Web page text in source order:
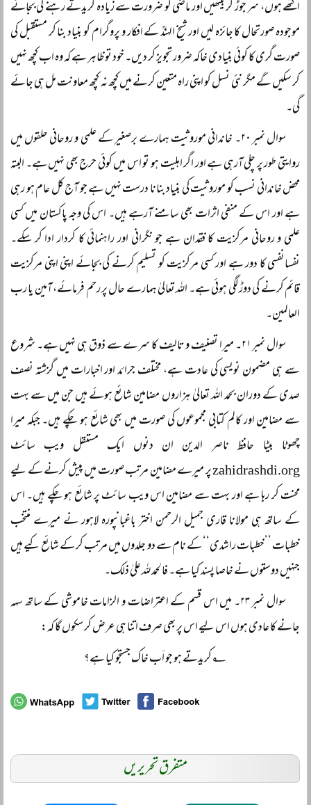
اکٹھے ہوں، سر جوڑ کر بیٹھیں اور ماضی کو ضرورت سے زیادہ کریدتے رہنے کی بجائے
موجودہ صورتحال کا جائزہ لیں اور شیخ الہندؒ کے افکار و پروگرام کو بنیاد بنا کر مستقبل کی
صورت گری کا کوئی بنیادی خاکہ ضرور تجویز کر دیں۔ خود تو ظاہر ہے کہ وہ اب کچھ نہیں
کر سکیں گے مگر نئی نسل کو اپنی راہ متعین کرنے میں کچھ نہ کچھ معاونت مل ہی جائے
گی۔
سوال نمبر ۲۰۔ خاندانی موروثیت ہمارے برصغیر کے علمی و روحانی حلقوں میں
روایتی طور پر چلی آرہی ہے اور اگر اہلیت ہو تو اس میں کوئی حرج بھی نہیں ہے۔ البتہ
محض خاندانی نسب کو موروثیت کی بنیاد بنانا درست نہیں ہے جو آج کل عام ہو رہی
ہے اور اس کے منفی اثرات بھی سامنے آرہے ہیں۔ اس کی وجہ پاکستان میں کسی
علمی و روحانی مرکزیت کا فقدان ہے جو نگرانی اور راہنمائی کا کردار ادا کر سکے۔
نفسانفسی کا دور ہے اور کسی مرکزیت کو تسلیم کرنے کی بجائے اپنی اپنی مرکزیت
قائم کرنے کی دوڑ لگی ہوئی ہے۔ اللہ تعالیٰ ہمارے حال پر رحم فرمائے، آمین یا رب
العالمین۔
سوال نمبر ۲۱۔ میرا تصنیف و تالیف کا سرے سے ذوق ہی نہیں ہے۔ شروع
سے ہی مضمون نویسی کی عادت ہے، مختلف جرائد اور اخبارات میں گزشتہ نصف
صدی کے دوران بحمد اللہ تعالیٰ ہزاروں مضامین شائع ہوئے ہیں جن میں سے بہت
سے مضامین اور کالم کتابی مجموعوں کی صورت میں بھی شائع ہو چکے ہیں۔ جبکہ میرا
چھوٹا بیٹا حافظ ناصر الدین ان دنوں ایک مستقل ویب سائٹ
zahidrashdi.org پر میرے مضامین مرتب صورت میں پیش کرنے کے لیے
محنت کر رہا ہے اور بہت سے مضامین اس ویب سائٹ پر شائع ہو چکے ہیں۔ اس
کے ساتھ ہی مولانا قاری جمیل الرحمن اختر باغبانپورہ لاہور نے میرے منتخب
خطبات ’’خطبات راشدی‘‘ کے نام سے دو جلدوں میں مرتب کر کے شائع کیے ہیں
جنہیں دوستوں نے خاصا پسند کیا ہے۔ فالحمد للہ علیٰ ذلک۔
سوال نمبر ۲۳۔ میں اس قسم کے اعتراضات و الزامات خاموشی کے ساتھ سہہ
جانے کا عادی ہوں اس لیے اس پر بھی صرف اتنا ہی عرض کر سکوں گا کہ:
؂ کریدتے ہو جو اَب خاک جستجو کیا ہے؟
متفرق تحریریں